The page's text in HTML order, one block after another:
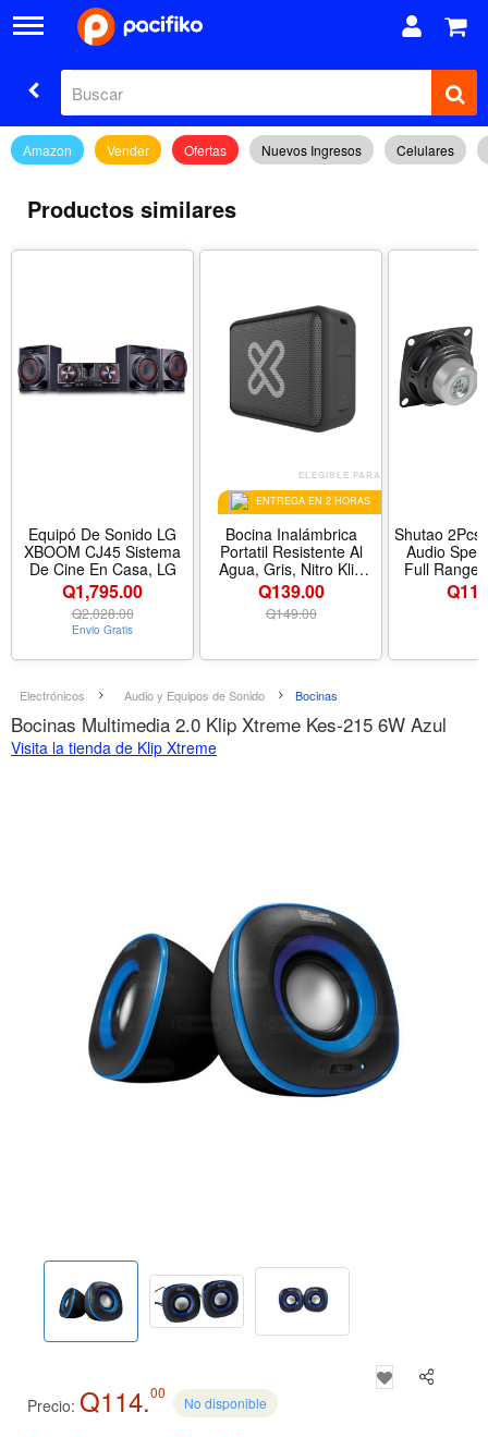
Amazon Vender Ofertas Nuevos Ingresos Celulares
Productos similares
Equipó De Sonido LG
XBOOM CJ45 Sistema
De Cine En Casa, LG
Q1,795.00
Q2,028.00
Envio Gratis
ELEGIBLE PARA
ENTREGA EN 2 HORAS
Bocina Inalámbrica
Portatil Resistente Al
Agua, Gris, Nitro Klip
Xtreme
Q139.00
Q149.00
Shutao 2Pcs
Audio
Full Range
Ohm
BassQ
Electrónicos Audio y Equipos de Sonido Bocinas
Bocinas Multimedia 2.0 Klip Xtreme Kes-215 6W Azul
Visita la tienda de Klip Xtreme
Precio: Q114.00
No disponible